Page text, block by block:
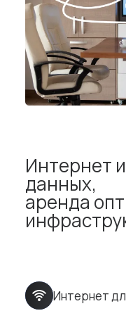
Интернет
данных,
аренда
Интернет